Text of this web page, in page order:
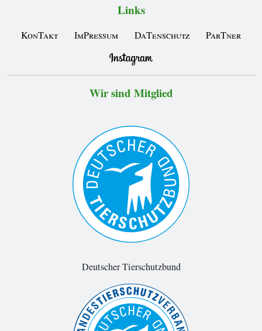
Links
KonTakt ImPressum DaTenschutz ParTner
Wir sind Mitglied
Deutscher Tierschutzbund